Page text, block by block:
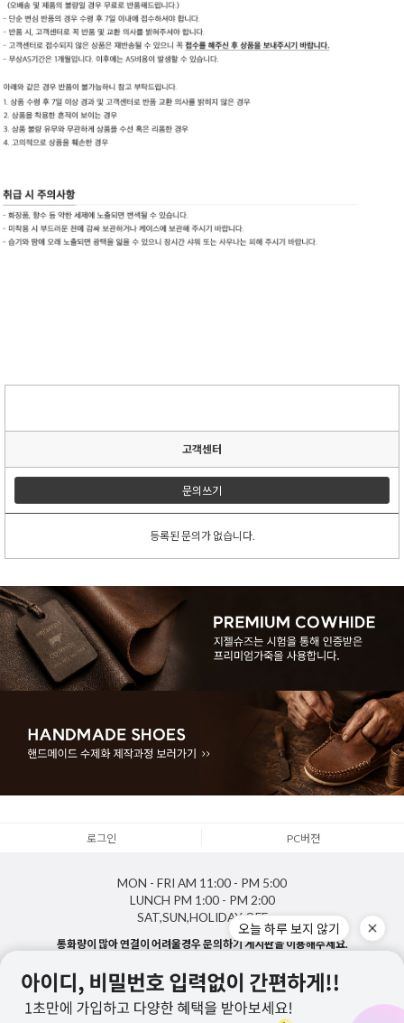
고객센터
문의쓰기
등록된 문의가 없습니다.
로그인 PC버젼
MON - FRI AM 11:00 - PM 5:00
LUNCH PM 1:00 - PM 2:00
SAT,SUN,HOLIDAYOFF
통화량이 많아 연결이 어려울경우 문의하기 게시판을 이용해주세요.
1688-5143 게시판 문의하기
오늘 하루 보지 않기